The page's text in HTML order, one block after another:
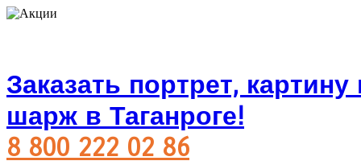
Заказать портрет, картину
шарж в Таганроге!
8 800 222 02 86